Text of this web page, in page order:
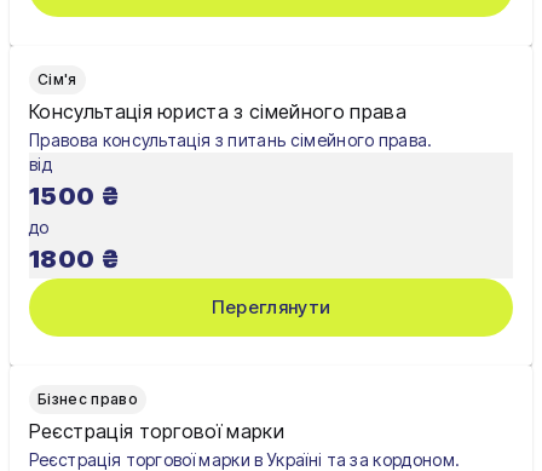
Сім'я
Консультація юриста з сімейного права
Правова консультація з питань сімейного права.
від
1500 ₴
до
1800 ₴
Переглянути
Бізнес право
Реєстрація торгової марки
Реєстрація торгової марки в Україні та за кордоном.